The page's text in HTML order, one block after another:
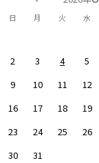
日 月 火 水
2
3 4 5
9
10 11 12
16
17 18 19
23
24 25 26
30
31